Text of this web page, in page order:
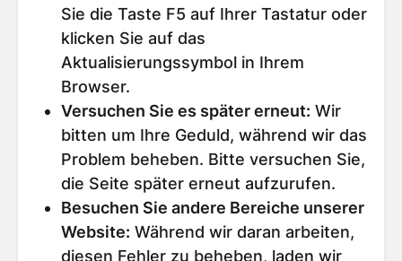
Sie die Taste F5 auf Ihrer Tastatur oder
klicken Sie auf das
Aktualisierungssymbol in Ihrem
Browser.
Versuchen Sie es später erneut: Wir
bitten um Ihre Geduld, während wir das
Problem beheben. Bitte versuchen Sie,
die Seite später erneut aufzurufen.
Besuchen Sie andere Bereiche unserer
Website: Während wir daran arbeiten,
diesen Fehler zu beheben, laden wir